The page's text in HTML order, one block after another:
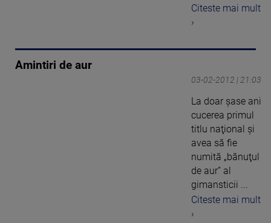
Citeste mai mult
›
Amintiri de aur
03-02-2012 | 21:03
La doar șase ani
cucerea primul
titlu naţional şi
avea să fie
numită „bănuţul
de aur” al
gimansticii ...
Citeste mai mult
›